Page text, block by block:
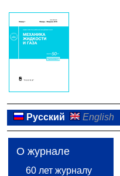
Русский English
О журнале
60 лет журналу